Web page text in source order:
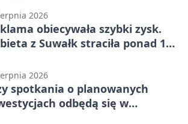
2026
obiecywała szybki zysk.
z Suwałk straciła ponad 190
2026
spotkania o planowanych
odbędą się w